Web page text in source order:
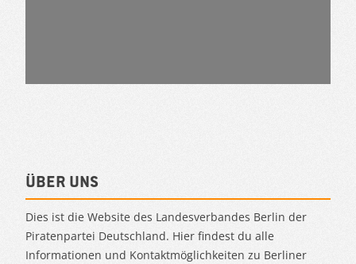
Über uns
Dies ist die Website des Landesverbandes Berlin der
Piratenpartei Deutschland. Hier findest du alle
Informationen und Kontaktmöglichkeiten zu Berliner